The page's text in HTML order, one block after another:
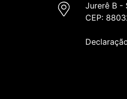
Jurerê B -
CEP: